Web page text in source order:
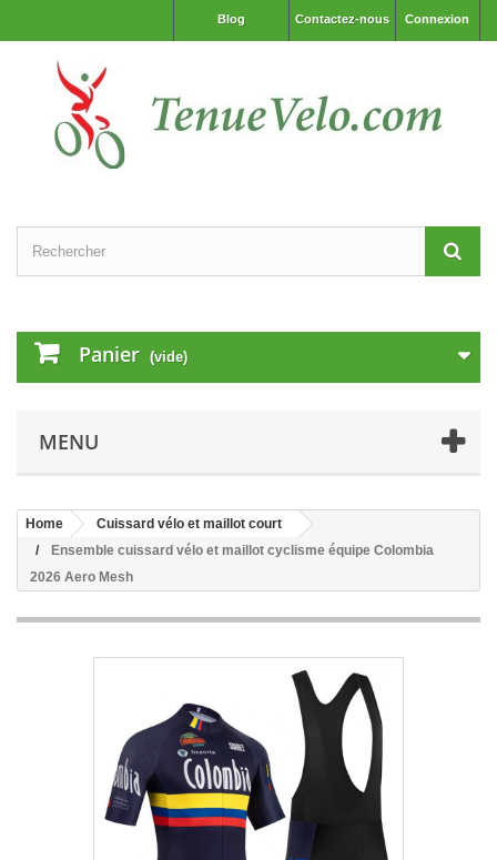
Connexion
Contactez-nous
Blog
Panier (vide)
MENU
Home
Cuissard vélo et maillot court
Ensemble cuissard vélo et maillot cyclisme équipe Colombia
2026 Aero Mesh